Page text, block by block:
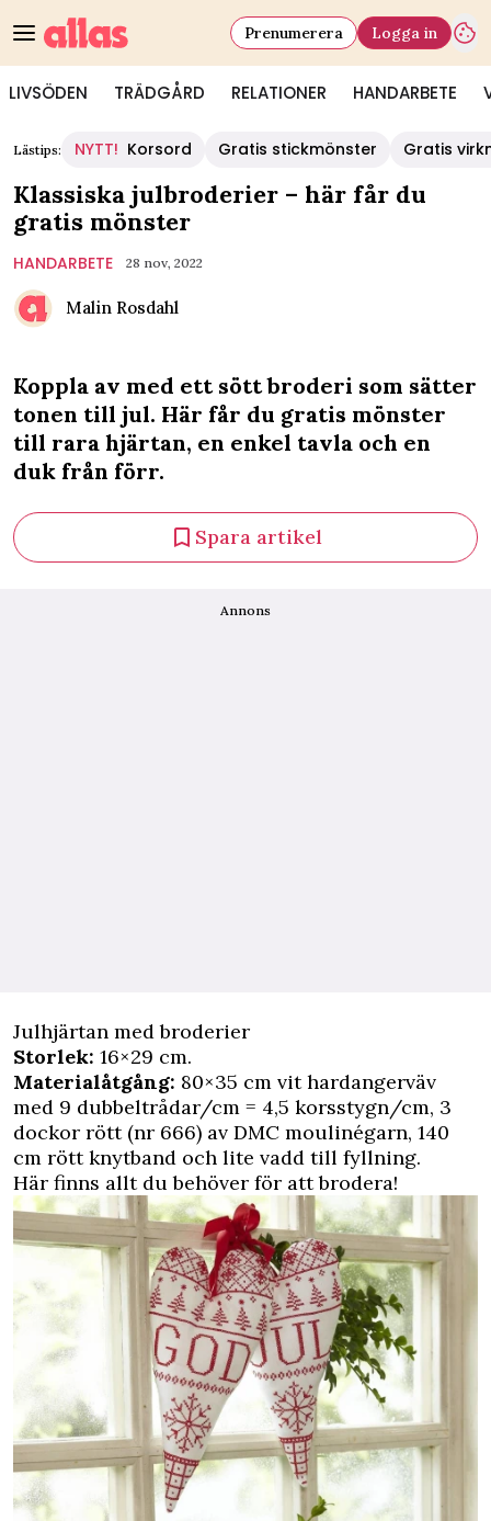
LIVSÖDEN TRÄDGÅRD RELATIONER HANDARBETE
Prenumerera Logga in
Lästips: NYTT! Korsord Gratis stickmönster Gratis
Klassiska julbroderier – här får du
gratis mönster
HANDARBETE 28 nov, 2022
Malin Rosdahl
Koppla av med ett sött broderi som sätter
tonen till jul. Här får du gratis mönster
till rara hjärtan, en enkel tavla och en
duk från förr.
Spara artikel
Annons
Julhjärtan med broderier
Storlek: 16×29 cm.
Materialåtgång: 80×35 cm vit hardangerväv
med 9 dubbeltrådar/cm = 4,5 korsstygn/cm, 3
dockor rött (nr 666) av DMC moulinégarn, 140
cm rött knytband och lite vadd till fyllning.
Här finns allt du behöver för att brodera!